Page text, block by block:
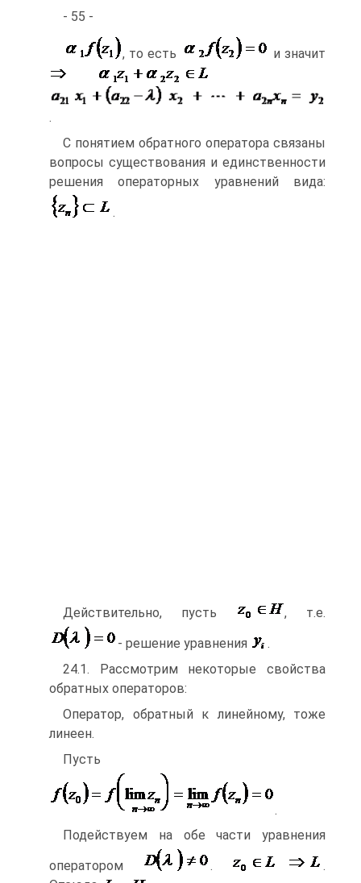
- 55 -
, то есть и значит
.
С понятием обратного оператора связаны
вопросы существования и единственности
решения операторных уравнений вида:
.
Действительно, пусть
, т.е.
- решение уравнения
.
24.1. Рассмотрим некоторые свойства
обратных операторов:
Оператор, обратный к линейному, тоже
линеен.
Пусть
.
Подействуем на обе части уравнения
оператором
.
.